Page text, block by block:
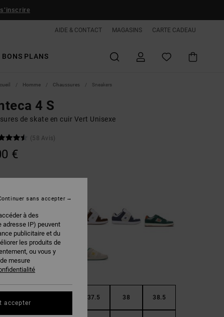
AIDE & CONTACT MAGASINS CARTE CADEAU
BONS PLANS
Homme Chaussures Sneakers
4 S
de skate en cuir Vert Unisexe
(58 Avis)
€
37.5 38 38.5
à des
adresse IP) peuvent
publicitaire et du
les produits de
ou vous y
mesure
sans accepter
accepter